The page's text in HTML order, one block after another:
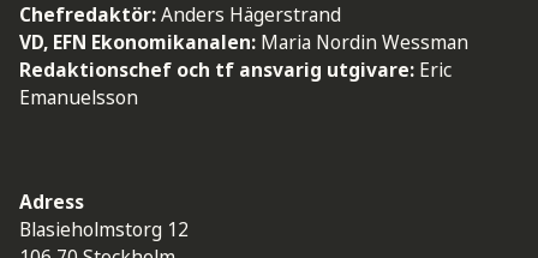
Chefredaktör:Anders Hägerstrand
VD, EFN Ekonomikanalen: Maria Nordin Wessman
Redaktionschef och tf ansvarig utgivare: Eric
Emanuelsson
Adress
Blasieholmstorg 12